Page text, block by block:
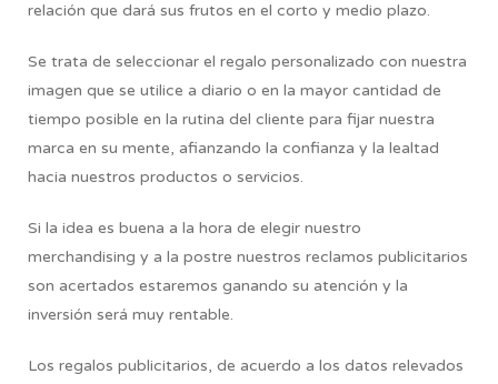
relación que dará sus frutos en el corto y medio plazo.
Se trata de seleccionar el regalo personalizado con nuestra
imagen que se utilice a diario o en la mayor cantidad de
tiempo posible en la rutina del cliente para fijar nuestra
marca en su mente, afianzando la confianza y la lealtad
hacia nuestros productos o servicios.
Si la idea es buena a la hora de elegir nuestro
merchandising y a la postre nuestros reclamos publicitarios
son acertados estaremos ganando su atención y la
inversión será muy rentable.
Los regalos publicitarios, de acuerdo a los datos relevados